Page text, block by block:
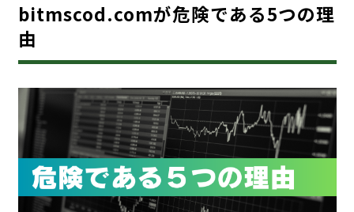
bitmscod.comが危険である5つの理
由